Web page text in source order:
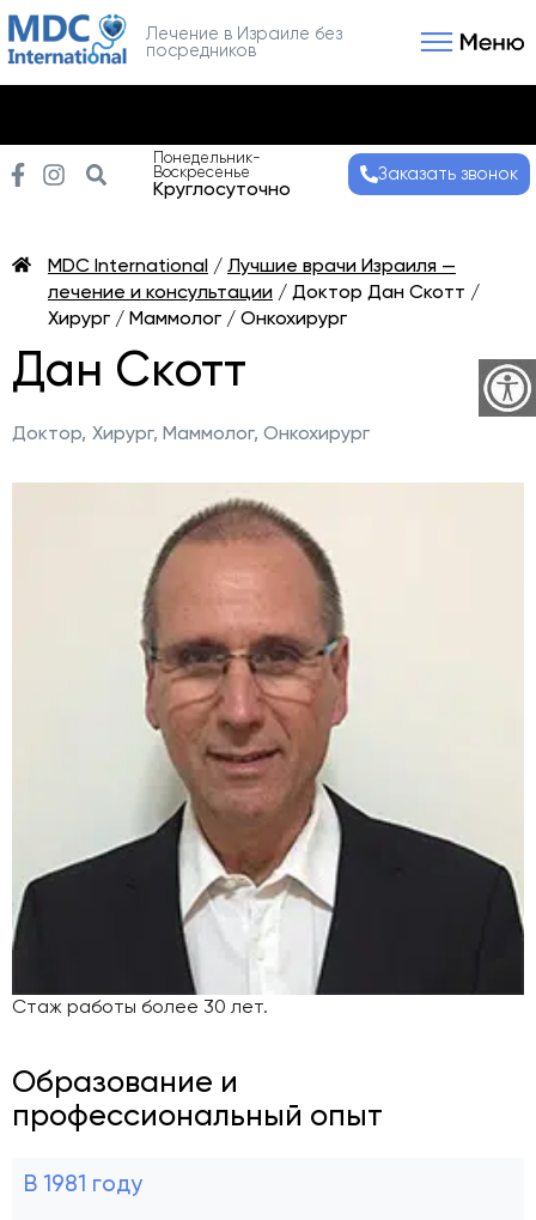
Лечение в Израиле без
посредников
Понедельник-
Воскресенье
Круглосуточно
Заказать звонок
MDC International / Лучшие врачи Израиля —
лечение и консультации / Доктор Дан Скотт /
Хирург / Маммолог / Онкохирург
Дан Скотт
Доктор, Хирург, Маммолог, Онкохирург
Стаж работы более 30 лет.
Образование и
профессиональный опыт
В 1981 году